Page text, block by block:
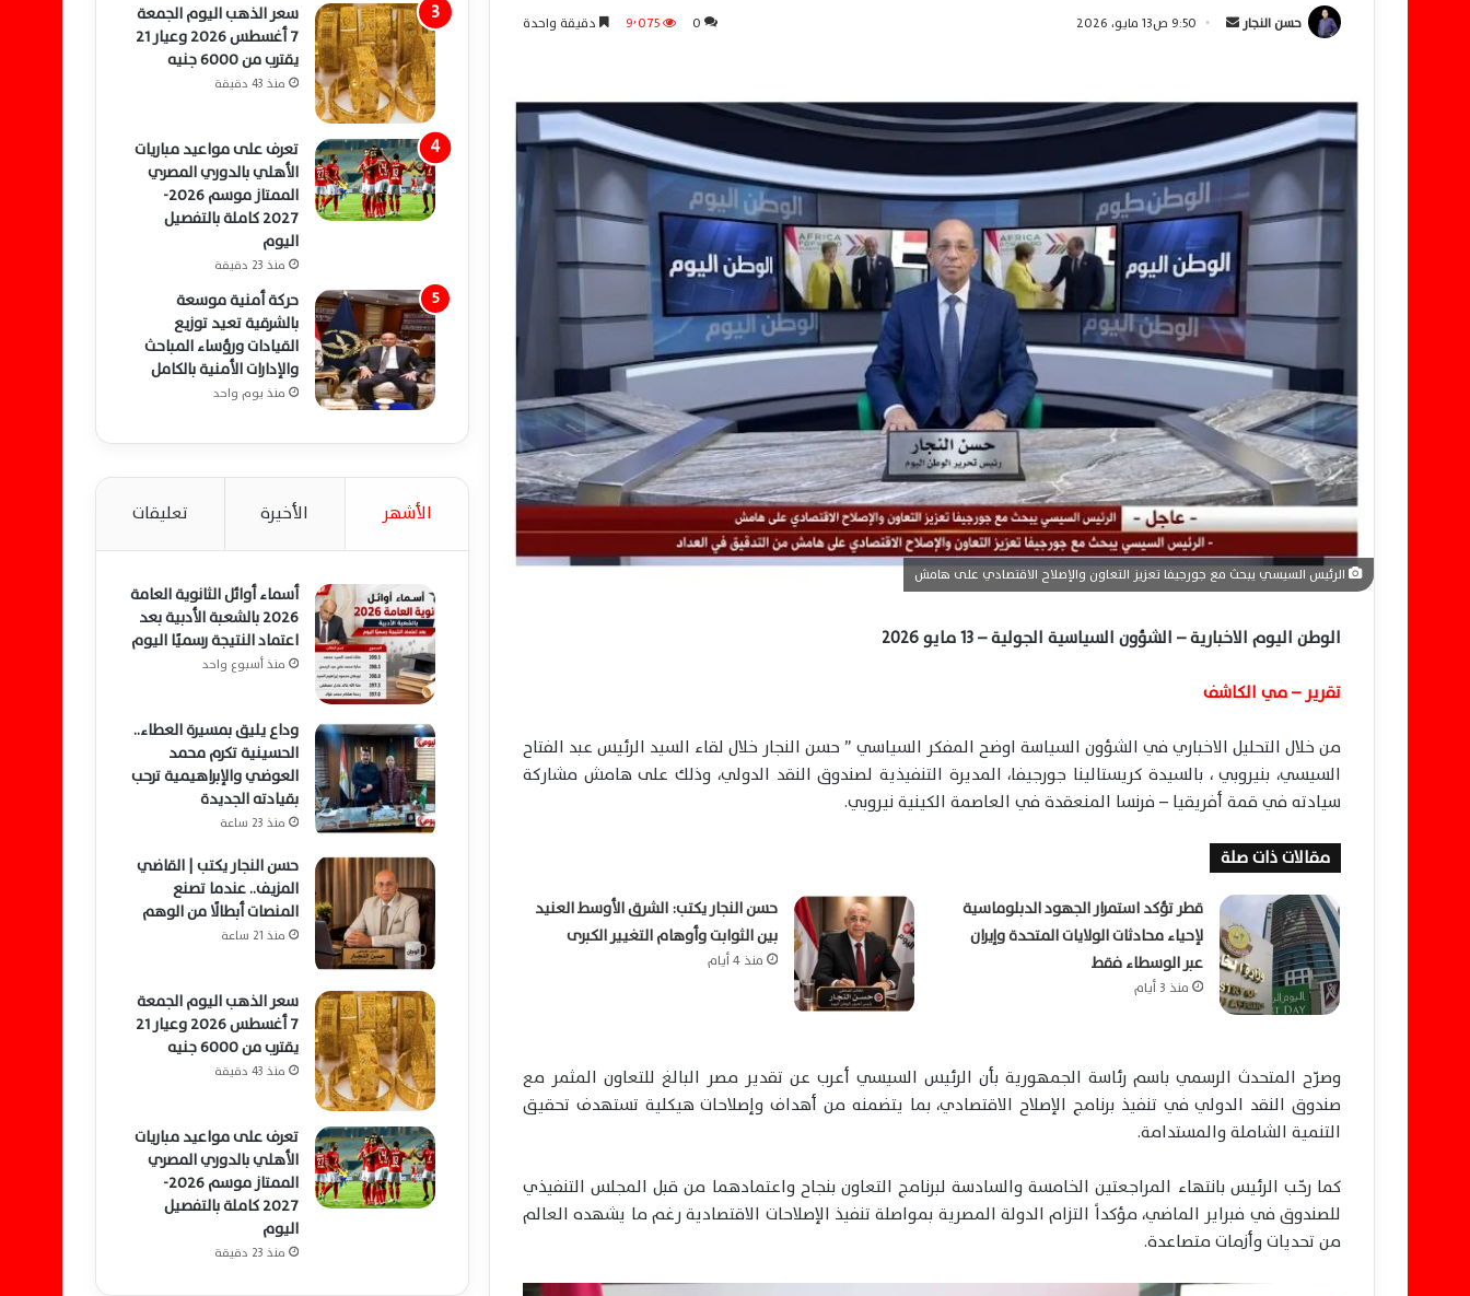
حسن النجار
ل
ي
د
ا
إ
ل
ك
ت
ر
ن
ا
9:50 ص13 مايو، 2026 0 9٬075 دقيقة واحدة
الرئيس السيسي يبحث مع جورجيفا تعزيز التعاون والإصلاح الاقتصادي على هامش
الوطن اليوم الاخبارية – الشؤون السياسية الجولية – 13 مايو 2026
تقرير – مي الكاشف
من خلال التحليل الاخباري في الشؤون السياسة اوضح المفكر السياسي ” حسن النجار خلال لقاء السيد الرئيس عبد الفتاح
السيسي، بنيروبي ، بالسيدة كريستالينا جورجيفا، المديرة التنفيذية لصندوق النقد الدولي، وذلك على هامش مشاركة
سيادته في قمة أفريقيا – فرنسا المنعقدة في العاصمة الكينية نيروبي.
مقالات ذات صلة
قطر تؤكد استمرار الجهود الدبلوماسية
لإحياء محادثات الولايات المتحدة وإيران
عبر الوسطاء فقط
منذ 3 أيام
حسن النجار يكتب: الشرق الأوسط العنيد
بين الثوابت وأوهام التغيير الكبرى
منذ 4 أيام
وصرّح المتحدث الرسمي باسم رئاسة الجمهورية بأن الرئيس السيسي أعرب عن تقدير مصر البالغ للتعاون المثمر مع
صندوق النقد الدولي في تنفيذ برنامج الإصلاح الاقتصادي، بما يتضمنه من أهداف وإصلاحات هيكلية تستهدف تحقيق
التنمية الشاملة والمستدامة.
كما رحّب الرئيس بانتهاء المراجعتين الخامسة والسادسة لبرنامج التعاون بنجاح واعتمادهما من قبل المجلس التنفيذي
للصندوق في فبراير الماضي، مؤكداً التزام الدولة المصرية بمواصلة تنفيذ الإصلاحات الاقتصادية رغم ما يشهده العالم
من تحديات وأزمات متصاعدة.
سعر الذهب اليوم الجمعة
7 أغسطس 2026 وعيار 21
يقترب من 6000 جنيه
منذ 43 دقيقة
تعرف على مواعيد مباريات
الأهلي بالدوري المصري
الممتاز موسم 2026-
2027 كاملة بالتفصيل
اليوم
منذ 23 دقيقة
حركة أمنية موسعة
بالشرقية تعيد توزيع
القيادات ورؤساء المباحث
والإدارات الأمنية بالكامل
منذ يوم واحد
الأشهر الأخيرة تعليقات
أسماء أوائل الثانوية العامة
2026 بالشعبة الأدبية بعد
اعتماد النتيجة رسميًا اليوم
منذ أسبوع واحد
وداع يليق بمسيرة العطاء..
الحسينية تكرم محمد
العوضي والإبراهيمية ترحب
بقيادته الجديدة
منذ 23 ساعة
حسن النجار يكتب | القاضي
المزيف.. عندما تصنع
المنصات أبطالًا من الوهم
منذ 21 ساعة
سعر الذهب اليوم الجمعة
7 أغسطس 2026 وعيار 21
يقترب من 6000 جنيه
منذ 43 دقيقة
تعرف على مواعيد مباريات
الأهلي بالدوري المصري
الممتاز موسم 2026-
2027 كاملة بالتفصيل
اليوم
منذ 23 دقيقة